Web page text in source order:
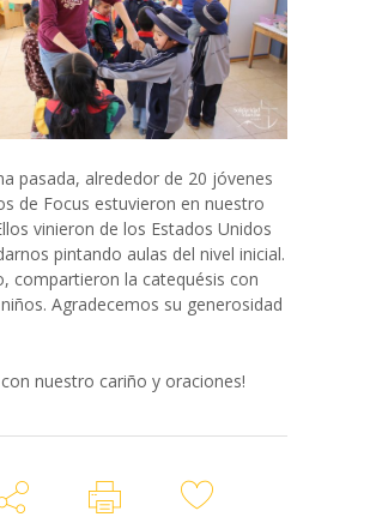
pasada, alrededor de 20 jóvenes
de Focus estuvieron en nuestro
vinieron de los Estados Unidos
pintando aulas del nivel inicial.
compartieron la catequésis con
Agradecemos su generosidad
con nuestro cariño y oraciones!